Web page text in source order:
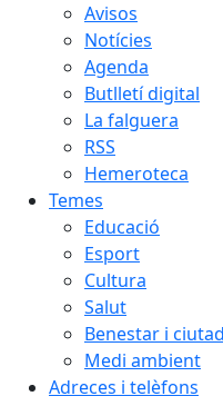
Avisos
Notícies
Agenda
Butlletí digital
La falguera
RSS
Hemeroteca
Temes
Educació
Esport
Cultura
Salut
Benestar i
Medi ambient
Adreces i telèfons